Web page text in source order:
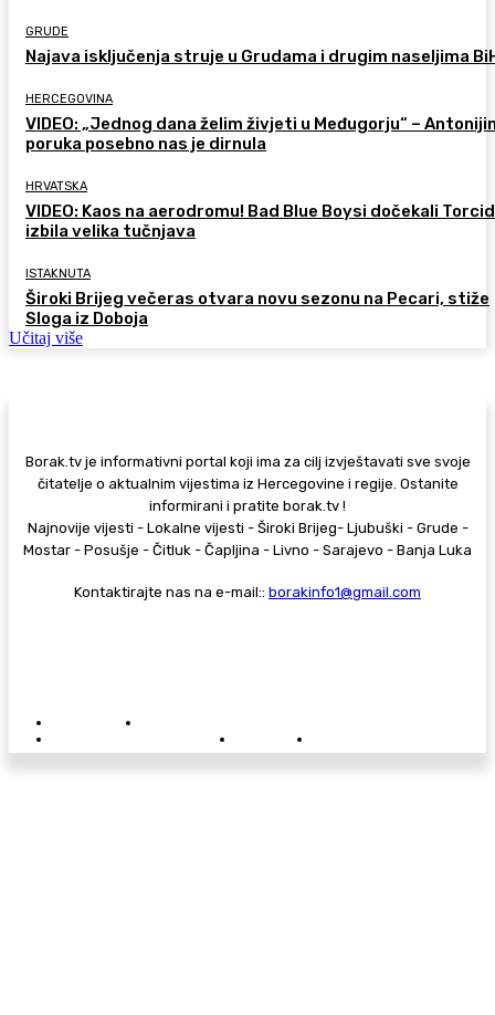
GRUDE
Najava isključenja struje u Grudama i drugim naseljima
HERCEGOVINA
VIDEO: „Jednog dana želim živjeti u Međugorju“ –
poruka posebno nas je dirnula
HRVATSKA
VIDEO: Kaos na aerodromu! Bad Blue Boysi dočekali
izbila velika tučnjava
ISTAKNUTA
Široki Brijeg večeras otvara novu sezonu na Pecari, stiže
Sloga iz Doboja
Učitaj više
Borak.tv je informativni portal koji ima za cilj izvještavati sve svoje
čitatelje o aktualnim vijestima iz Hercegovine i regije. Ostanite
informirani i pratite borak.tv !
Najnovije vijesti - Lokalne vijesti - Široki Brijeg- Ljubuški - Grude -
Mostar - Posušje - Čitluk - Čapljina - Livno - Sarajevo - Banja Luka
Kontaktirajte nas na e-mail:: borakinfo1@gmail.com